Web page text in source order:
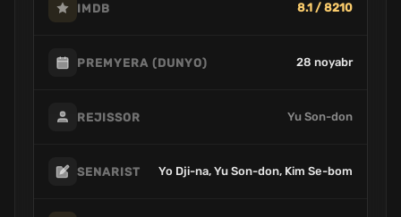
IMDB 8.1 / 8210
PREMYERA (DUNYO) 28 noyabr
REJISSOR Yu Son-don
SENARIST Yo Dji-na, Yu Son-don, Kim Se-bom